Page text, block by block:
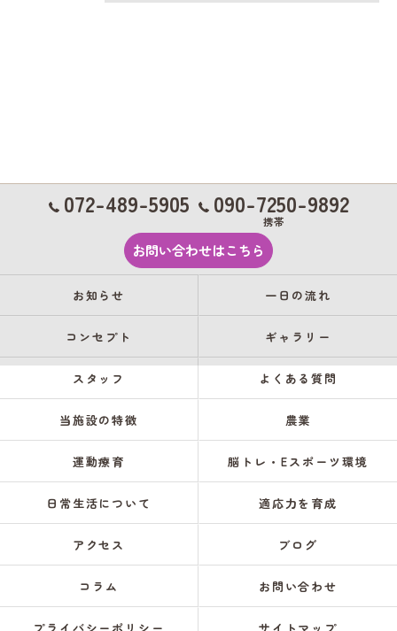
072-489-5905 090-7250-9892
携帯
お問い合わせはこちら
お知らせ 一日の流れ
コンセプト ギャラリー
スタッフ よくある質問
当施設の特徴 農業
運動療育 脳トレ・Eスポーツ環境
日常生活について 適応力を育成
アクセス ブログ
コラム お問い合わせ